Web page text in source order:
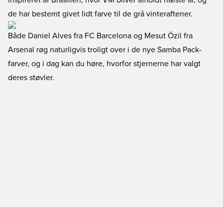
de har bestemt givet lidt farve til de grå vinteraftener.
Både Daniel Alves fra FC Barcelona og Mesut Özil fra
Arsenal røg naturligvis troligt over i de nye Samba Pack-
farver, og i dag kan du høre, hvorfor stjernerne har valgt
deres støvler.